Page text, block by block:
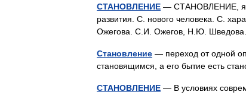
СТАНОВЛЕНИЕ — СТАНОВЛЕНИЕ, я,
развития. С. нового человека. С.
Ожегова. С.И. Ожегов, Н.Ю.
Становление — переход от одной
становящимся, а его бытие есть
СТАНОВЛЕНИЕ — В условиях